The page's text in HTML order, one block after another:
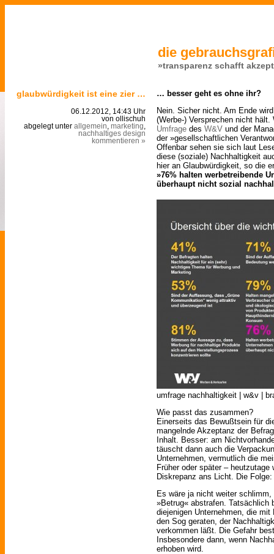
die
»transparenz schafft
glaubwürdigkeit ist eine zier …
06.12.2012, 14:43 Uhr
von ollischuh
abgelegt unter allgemein marketing
nachhaltiges design
kommentieren »
… besser geht es ohne ihr?
Nein. Sicher nicht. Am Ende
(Werbe-) Versprechen nicht
Umfrage des W&V und der
der »gesellschaftlichen
Offenbar sehen sie sich laut
diese (soziale) Nachhaltigkeit
hier an Glaubwürdigkeit, so die
»76% halten werbetreibende
überhaupt nicht sozial
umfrage nachhaltigkeit | w&v |
Wie passt das zusammen?
Einerseits das Bewußtsein für
mangelnde Akzeptanz der
Inhalt. Besser: am
täuscht dann auch die
Unternehmen, vermutlich die
Früher oder später –
Diskrepanz ans Licht. Die
Es wäre ja nicht weiter
»Betrug« abstrafen. Tatsächlich
diejenigen Unternehmen, die
den Sog geraten, der
verkommen läßt. Die Gefahr
Insbesondere dann, wenn
erhoben wird.